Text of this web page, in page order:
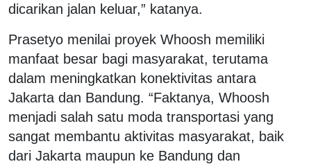
dicarikan jalan keluar,” katanya.
Prasetyo menilai proyek Whoosh memiliki
manfaat besar bagi masyarakat, terutama
dalam meningkatkan konektivitas antara
Jakarta dan Bandung. “Faktanya, Whoosh
menjadi salah satu moda transportasi yang
sangat membantu aktivitas masyarakat, baik
dari Jakarta maupun ke Bandung dan